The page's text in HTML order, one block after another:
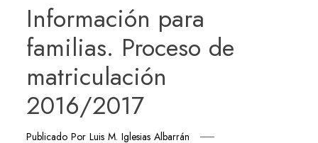
Información para
familias. Proceso de
matriculación
2016/2017
Publicado PorLuis M. Iglesias Albarrán